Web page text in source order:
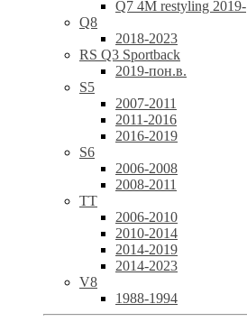
Q7 4M restyling 2019-
Q8
2018-2023
RS Q3 Sportback
2019-пон.в.
S5
2007-2011
2011-2016
2016-2019
S6
2006-2008
2008-2011
TT
2006-2010
2010-2014
2014-2019
2014-2023
V8
1988-1994